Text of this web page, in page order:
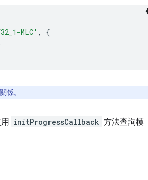
MLC' ,
{
係。
initProgressCallback 方法查詢模